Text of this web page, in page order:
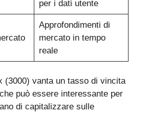
per i dati utente
Approfondimenti di
mercato in tempo
reale
(3000) vanta un tasso di vincita
può essere interessante per
di capitalizzare sulle